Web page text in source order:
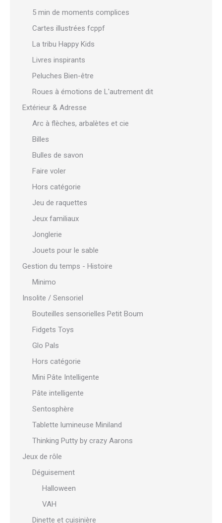
5 min de moments complices
Cartes illustrées fcppf
La tribu Happy Kids
Livres inspirants
Peluches Bien-être
Roues à émotions de L'autrement dit
Extérieur & Adresse
Arc à flèches, arbalètes et cie
Billes
Bulles de savon
Faire voler
Hors catégorie
Jeu de raquettes
Jeux familiaux
Jonglerie
Jouets pour le sable
Gestion du temps - Histoire
Minimo
Insolite / Sensoriel
Bouteilles sensorielles Petit Boum
Fidgets Toys
Glo Pals
Hors catégorie
Mini Pâte Intelligente
Pâte intelligente
Sentosphère
Tablette lumineuse Miniland
Thinking Putty by crazy Aarons
Jeux de rôle
Déguisement
Halloween
VAH
Dinette et cuisinière